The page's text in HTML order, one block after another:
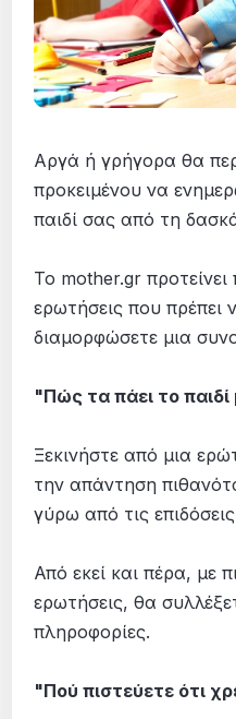
Αργά ή γρήγορα θα
προκειμένου να
παιδί σας από τη
Το mother.gr προτείνει
ερωτήσεις που πρέπει
διαμορφώσετε μια
"Πώς τα πάει το
Ξεκινήστε από μια
την απάντηση
γύρω από τις
Από εκεί και πέρα, με
ερωτήσεις, θα
πληροφορίες.
"Πού πιστεύετε ότι